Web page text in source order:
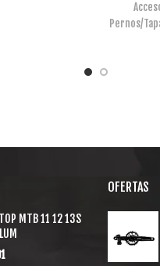
Pernos/
MTB 11 12 13S
OFERTAS